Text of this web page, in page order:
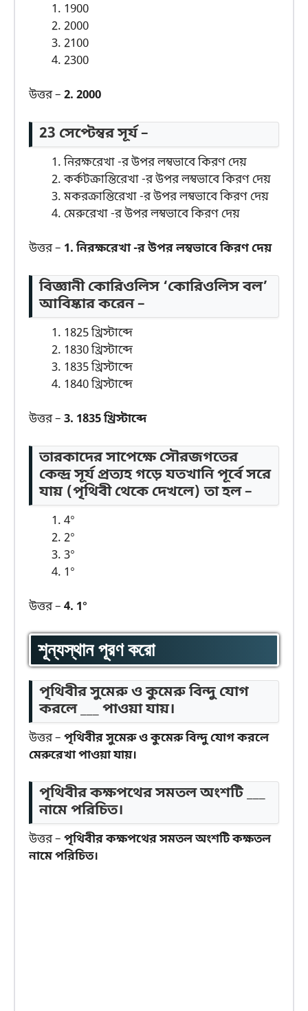
1900
2000
2100
2300
উত্তর – 2. 2000
23 সেপ্টেম্বর সূর্য –
নিরক্ষরেখা -র উপর লম্বভাবে কিরণ দেয়
কর্কটক্রান্তিরেখা -র উপর লম্বভাবে কিরণ দেয়
মকরক্রান্তিরেখা -র উপর লম্বভাবে কিরণ দেয়
মেরুরেখা -র উপর লম্বভাবে কিরণ দেয়
উত্তর – 1. নিরক্ষরেখা -র উপর লম্বভাবে কিরণ দেয়
বিজ্ঞানী কোরিওলিস ‘কোরিওলিস বল’
আবিষ্কার করেন –
1825 খ্রিস্টাব্দে
1830 খ্রিস্টাব্দে
1835 খ্রিস্টাব্দে
1840 খ্রিস্টাব্দে
উত্তর – 3. 1835 খ্রিস্টাব্দে
তারকাদের সাপেক্ষে সৌরজগতের
কেন্দ্র সূর্য প্রত্যহ গড়ে যতখানি পূর্বে সরে
যায় (পৃথিবী থেকে দেখলে) তা হল –
4°
2°
3°
1°
উত্তর – 4. 1°
শূন্যস্থান পূরণ করো
পৃথিবীর সুমেরু ও কুমেরু বিন্দু যোগ
করলে ___ পাওয়া যায়।
উত্তর – পৃথিবীর সুমেরু ও কুমেরু বিন্দু যোগ করলে
মেরুরেখা পাওয়া যায়।
পৃথিবীর কক্ষপথের সমতল অংশটি ___
নামে পরিচিত।
উত্তর – পৃথিবীর কক্ষপথের সমতল অংশটি কক্ষতল
নামে পরিচিত।